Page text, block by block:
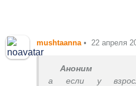
mushtaanna • 22 апреля
Аноним
а если у